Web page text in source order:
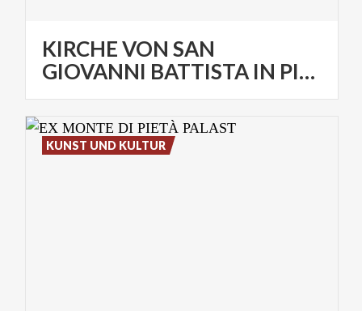
KIRCHE VON SAN
GIOVANNI BATTISTA IN PIEVE
KUNST UND KULTUR